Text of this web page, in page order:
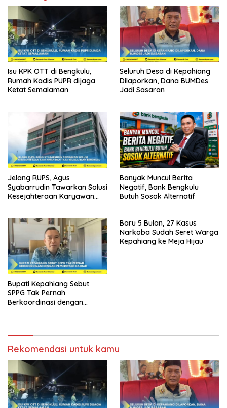
Isu KPK OTT di Bengkulu,
Rumah Kadis PUPR dijaga
Ketat Semalaman
Seluruh Desa di Kepahiang
Dilaporkan, Dana BUMDes
Jadi Sasaran
Jelang RUPS, Agus
Syabarrudin Tawarkan Solusi
Kesejahteraan Karyawan
Banyak Muncul Berita
Negatif, Bank Bengkulu
Butuh Sosok Alternatif
Bupati Kepahiang Sebut
SPPG Tak Pernah
Berkoordinasi dengan
Baru 5 Bulan, 27 Kasus
Narkoba Sudah Seret Warga
Kepahiang ke Meja Hijau
Rekomendasi untuk kamu